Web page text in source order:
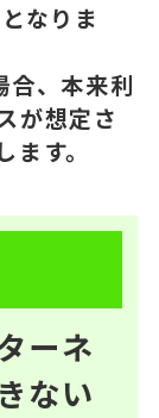
なりま
合、本来利
が想定さ
す。
ーネ
ない